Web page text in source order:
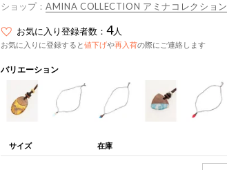
ショップ： AMINA COLLECTION アミナコレクション
お気に入り登録者数： 4人
お気に入りに登録すると値下げや再入荷の際にご連絡します
バリエーション
サイズ 在庫